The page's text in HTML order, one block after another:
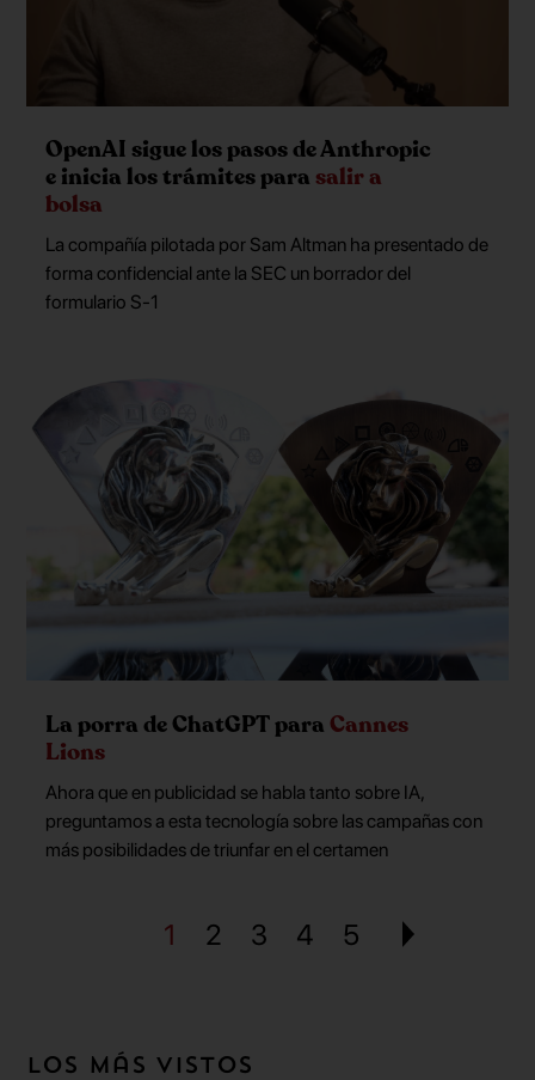
OpenAI sigue los pasos de Anthropic
e inicia los trámites para salir a
bolsa
La compañía pilotada por Sam Altman ha presentado de
forma confidencial ante la SEC un borrador del
formulario S-1
La porra de ChatGPT paraCannes
Lions
Ahora que en publicidad se habla tanto sobre IA,
preguntamos a esta tecnología sobre las campañas con
más posibilidades de triunfar en el certamen
1 2 3 4 5
Los más vistos